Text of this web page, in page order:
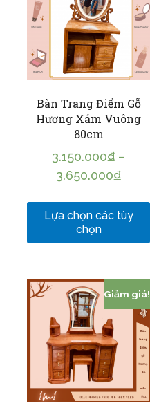
Bàn Trang Điểm Gỗ
Hương Xám Vuông
80cm
3.150.000₫ –
3.650.000₫
Lựa chọn các tùy
chọn
Giảm giá!